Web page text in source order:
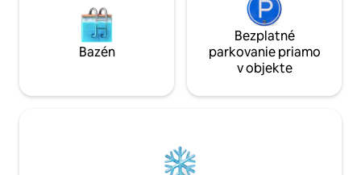
Bazén
Bezplatné
parkovanie priamo
v objekte